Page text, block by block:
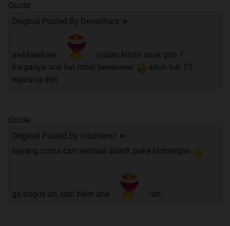
Quote:
Original Posted By Devaithers ►
awkkawkaw
jualan kuntil anak gan ?
harganya ane liat mhal beeeneeer
aduh tuh TS
ngarang deh
Quote:
Original Posted By touznemz ►
sayang cuma cari sensasi doank pake klonengan
ga bagus ah, tapi bikin ane lah